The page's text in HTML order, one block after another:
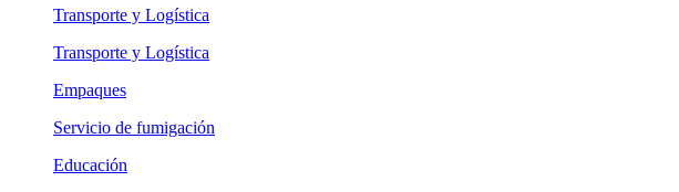
Transporte y Logística
Transporte y Logística
Empaques
Servicio de fumigación
Educación